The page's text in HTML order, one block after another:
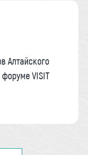
Алтайского
VISIT